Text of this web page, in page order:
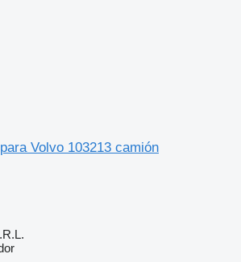
Volvo 103213 camión